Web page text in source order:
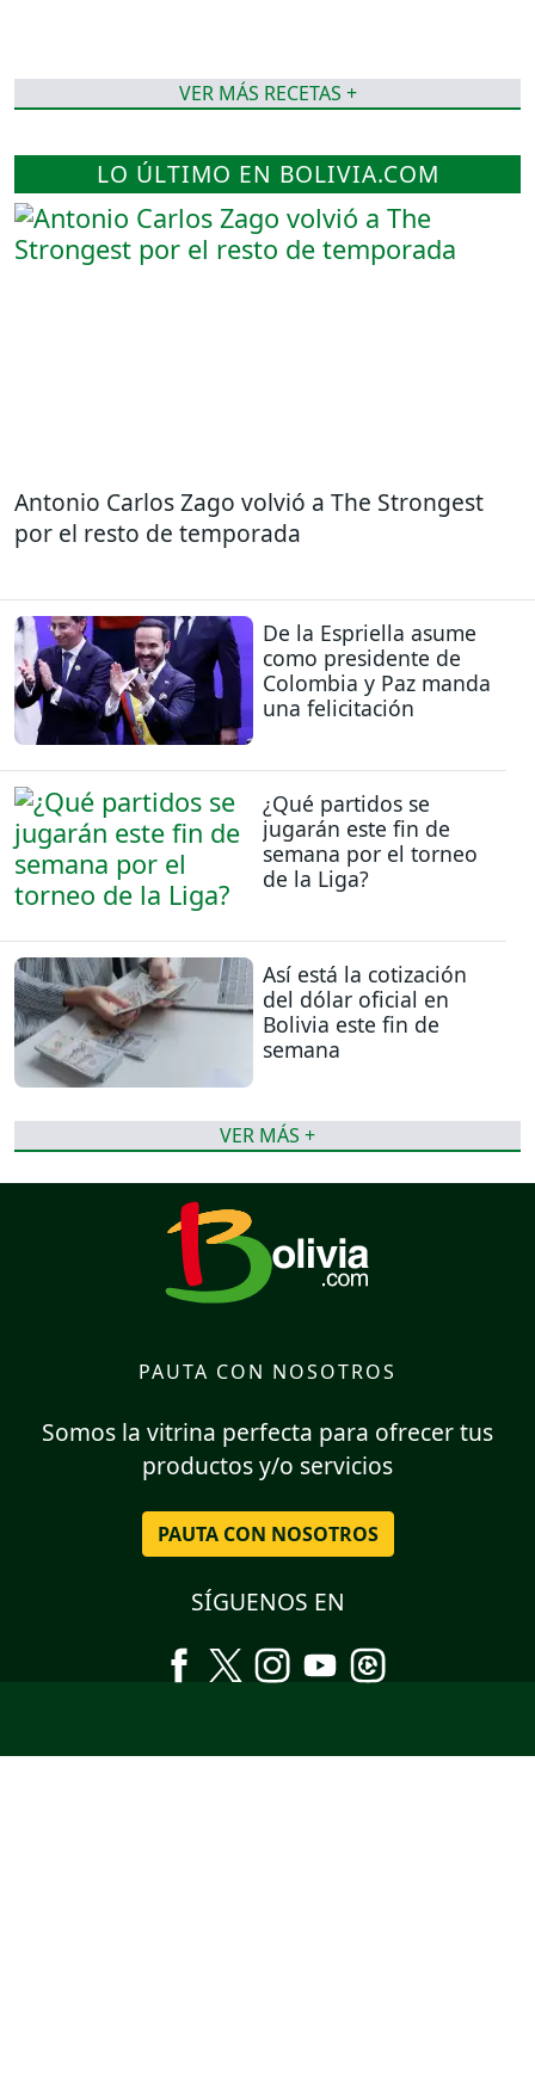
VER MÁS RECETAS +
LO ÚLTIMO EN BOLIVIA.COM
Antonio Carlos Zago volvió a The Strongest
por el resto de temporada
De la Espriella asume
como presidente de
Colombia y Paz manda
una felicitación
¿Qué partidos se
jugarán este fin de
semana por el torneo
de la Liga?
Así está la cotización
del dólar oficial en
Bolivia este fin de
semana
VER MÁS +
PAUTA CON NOSOTROS
Somos la vitrina perfecta para ofrecer tus
productos y/o servicios
PAUTA CON NOSOTROS
SÍGUENOS EN